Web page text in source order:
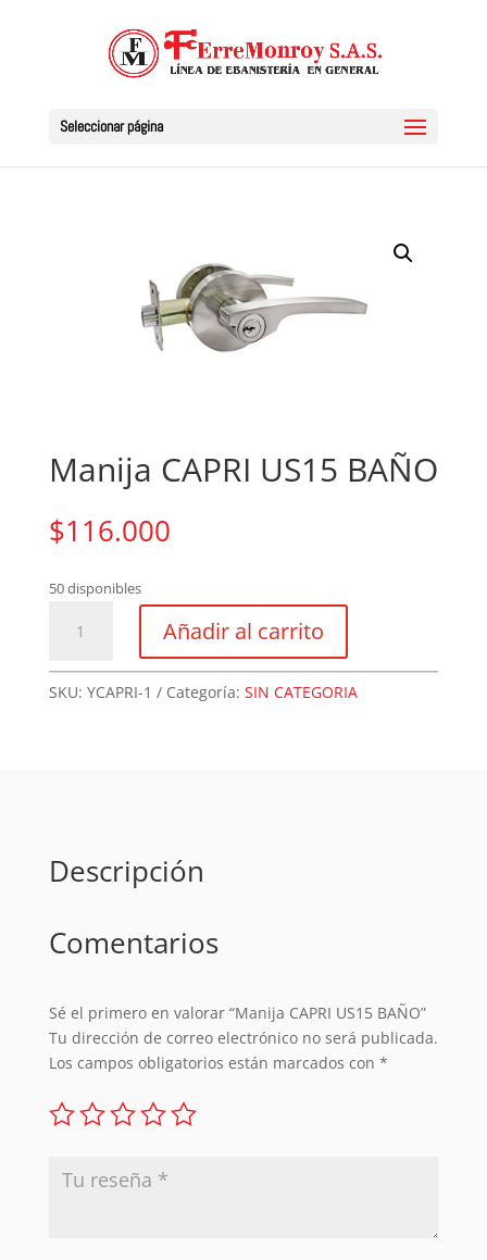
Seleccionar página
Manija CAPRI US15 BAÑO
$116.000
50 disponibles
CAPRI
BAÑO
Añadir al carrito
SKU: YCAPRI-1 Categoría: SIN CATEGORIA
Descripción
Comentarios
Sé el primero en valorar “Manija CAPRI US15 BAÑO”
Tu dirección de correo electrónico no será publicada.
Los campos obligatorios están marcados con *